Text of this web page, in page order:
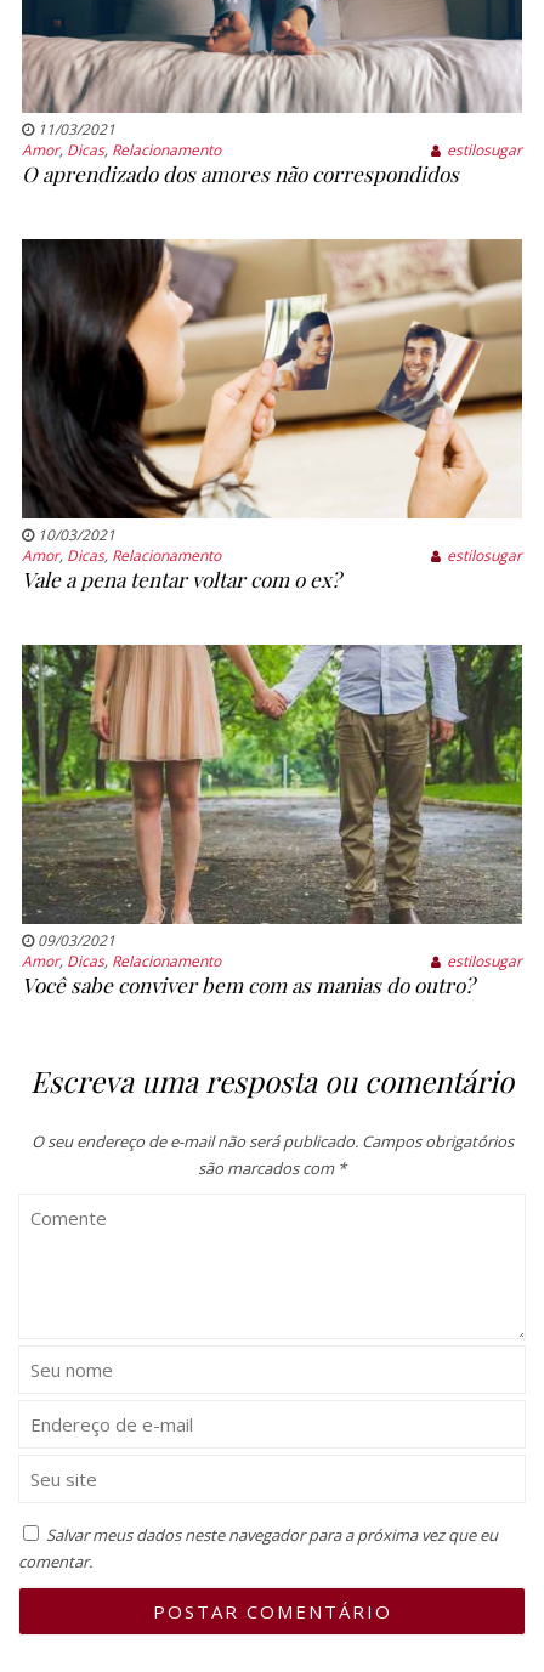
11/03/2021
Amor, Dicas, Relacionamento estilosugar
O aprendizado dos amores não correspondidos
10/03/2021
Amor, Dicas, Relacionamento estilosugar
Vale a pena tentar voltar com o ex?
09/03/2021
Amor, Dicas, Relacionamento estilosugar
Você sabe conviver bem com as manias do outro?
Escreva uma resposta ou comentário
O seu endereço de e-mail não será publicado. Campos obrigatórios
são marcados com *
Salvar meus dados neste navegador para a próxima vez que eu
comentar.